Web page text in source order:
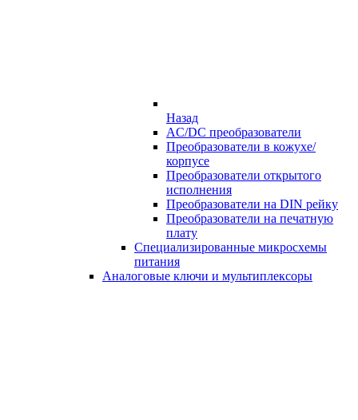
Назад
AC/DC преобразователи
Преобразователи в кожухе/
корпусе
Преобразователи открытого
исполнения
Преобразователи на DIN рейку
Преобразователи на печатную
плату
Специализированные микросхемы
питания
Аналоговые ключи и мультиплексоры